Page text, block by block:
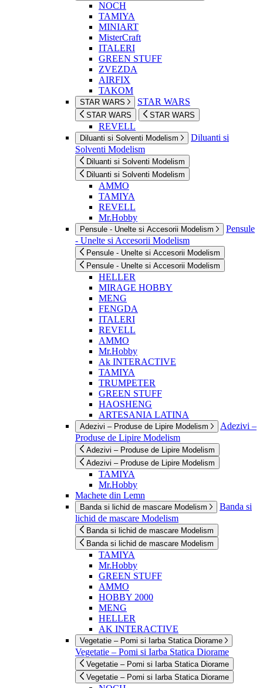
NOCH
TAMIYA
MINIART
MisterCraft
ITALERI
GREEN STUFF
ZVEZDA
AIRFIX
TAKOM
STAR WARS STAR WARS
STAR WARS STAR WARS
REVELL
Diluanti si Solventi Modelism
Diluanti si
Solventi Modelism
Diluanti si Solventi Modelism
Diluanti si Solventi Modelism
AMMO
TAMIYA
REVELL
Mr.Hobby
Pensule - Unelte si Accesorii Modelism
Pensule
- Unelte si Accesorii Modelism
Pensule - Unelte si Accesorii Modelism
Pensule - Unelte si Accesorii Modelism
HELLER
MIRAGE HOBBY
MENG
FENGDA
ITALERI
REVELL
AMMO
Mr.Hobby
Ak INTERACTIVE
TAMIYA
TRUMPETER
GREEN STUFF
HAOSHENG
ARTESANIA LATINA
Adezivi – Produse de Lipire Modelism
Adezivi –
Produse de Lipire Modelism
Adezivi – Produse de Lipire Modelism
Adezivi – Produse de Lipire Modelism
TAMIYA
Mr.Hobby
Machete din Lemn
Banda si lichid de mascare Modelism
Banda si
lichid de mascare Modelism
Banda si lichid de mascare Modelism
Banda si lichid de mascare Modelism
TAMIYA
Mr.Hobby
GREEN STUFF
AMMO
HOBBY 2000
MENG
HELLER
AK INTERACTIVE
Vegetatie – Pomi si Iarba Statica Diorame
Vegetatie – Pomi si Iarba Statica Diorame
Vegetatie – Pomi si Iarba Statica Diorame
Vegetatie – Pomi si Iarba Statica Diorame